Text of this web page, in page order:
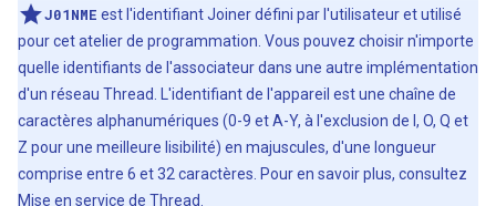
J01NME est l'identifiant Joiner défini par l'utilisateur et utilisé
pour cet atelier de programmation. Vous pouvez choisir n'importe
quelle identifiants de l'associateur dans une autre implémentation
d'un réseau Thread. L'identifiant de l'appareil est une chaîne de
caractères alphanumériques (0-9 et A-Y, à l'exclusion de I, O, Q et
Z pour une meilleure lisibilité) en majuscules, d'une longueur
comprise entre 6 et 32 caractères. Pour en savoir plus, consultez
Mise en service de Thread